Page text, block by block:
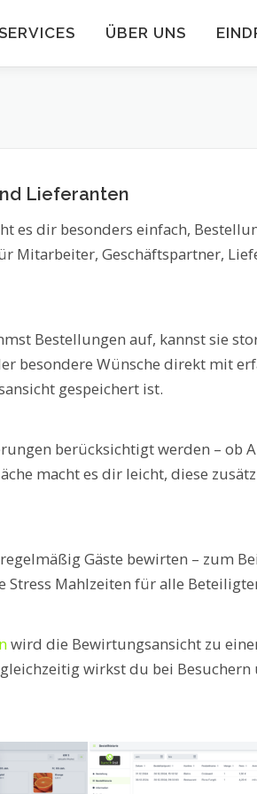
ÜBER UNS
Lieferanten
es dir besonders einfach,
Mitarbeiter, Geschäftspartner,
Bestellungen auf, kannst sie
besondere Wünsche direkt mit
gespeichert ist.
berücksichtigt werden – ob
macht es dir leicht, diese
Gäste bewirten – zum
Mahlzeiten für alle
wird die Bewirtungsansicht zu
wirkst du bei Besuchern